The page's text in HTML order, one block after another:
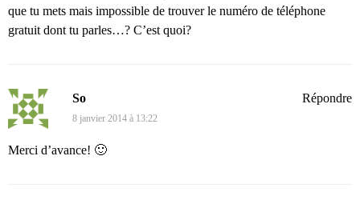
que tu mets mais impossible de trouver le numéro de téléphone
gratuit dont tu parles…? C’est quoi?
So
8 janvier 2014 à 13:22
Merci d’avance! 🙂
Répondre